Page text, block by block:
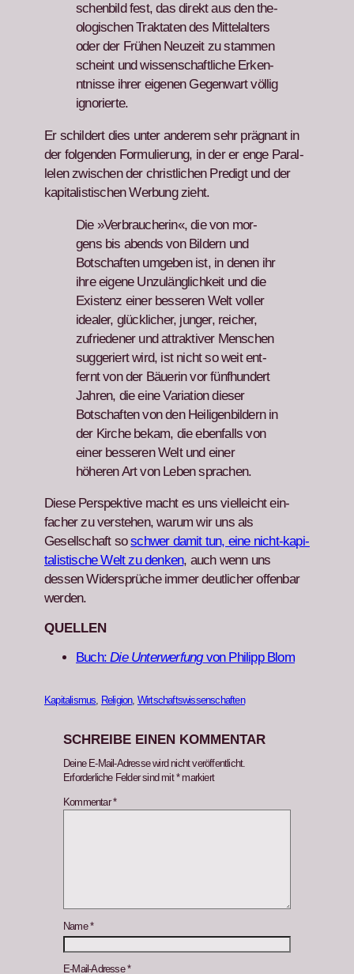
schen­bild fest, das direkt aus den the­
ol­o­gis­chen Trak­tat­en des Mit­te­lal­ters
oder der Frühen Neuzeit zu stam­men
scheint und wis­senschaftliche Erken­
nt­nisse ihrer eige­nen Gegen­wart völ­lig
ignori­erte.
Er schildert dies unter anderem sehr präg­nant in
der fol­gen­den For­mulierung, in der er enge Par­al­
le­len zwis­chen der christlichen Predigt und der
kap­i­tal­is­tis­chen Wer­bung zieht.
Die »Ver­braucherin«, die von mor­
gens bis abends von Bildern und
Botschaften umgeben ist, in denen ihr
ihre eigene Unzulänglichkeit und die
Exis­tenz ein­er besseren Welt voller
ide­al­er, glück­lich­er, junger, reich­er,
zufrieden­er und attrak­tiv­er Men­schen
sug­geriert wird, ist nicht so weit ent­
fer­nt von der Bäuerin vor fünfhun­dert
Jahren, die eine Vari­a­tion dieser
Botschaften von den Heili­gen­bildern in
der Kirche bekam, die eben­falls von
ein­er besseren Welt und ein­er
höheren Art von Leben sprachen.
Diese Per­spek­tive macht es uns vielle­icht ein­
fach­er zu ver­ste­hen, warum wir uns als
Gesellschaft soschw­er damit tun, eine nicht-kap­i­
tal­is­tis­che Welt zu denken, auch wenn uns
dessen Wider­sprüche immer deut­lich­er offen­bar
wer­den.
QUELLEN
Buch:Die Unter­w­er­fungvon Philipp Blom
Kapitalismus, Religion, Wirtschaftswissenschaften
SCHREIBE EINEN KOMMENTAR
Deine E-Mail-Adresse wird nicht veröffentlicht.
Erforderliche Felder sind mit*markiert
Kommentar*
Name*
E-Mail-Adresse*